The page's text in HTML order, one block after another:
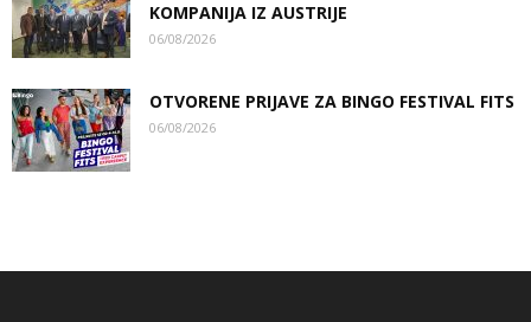
KOMPANIJA IZ AUSTRIJE
06/08/2026
OTVORENE PRIJAVE ZA BINGO FESTIVAL FITS
06/08/2026